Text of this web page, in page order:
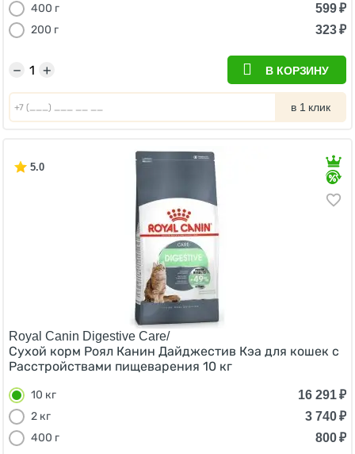
400 г
599₽
200 г
323₽
+
− В КОРЗИНУ
в 1 клик
5.0
Royal Canin Digestive Care/
Сухой корм Роял Канин Дайджестив Кэа для кошек с
Расстройствами пищеварения 10 кг
10 кг 16 291₽
2 кг
3 740₽
400 г
800₽